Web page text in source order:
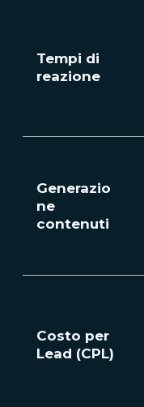
Tempi di
reazione
Generazio
ne
contenuti
Costo per
Lead (CPL)